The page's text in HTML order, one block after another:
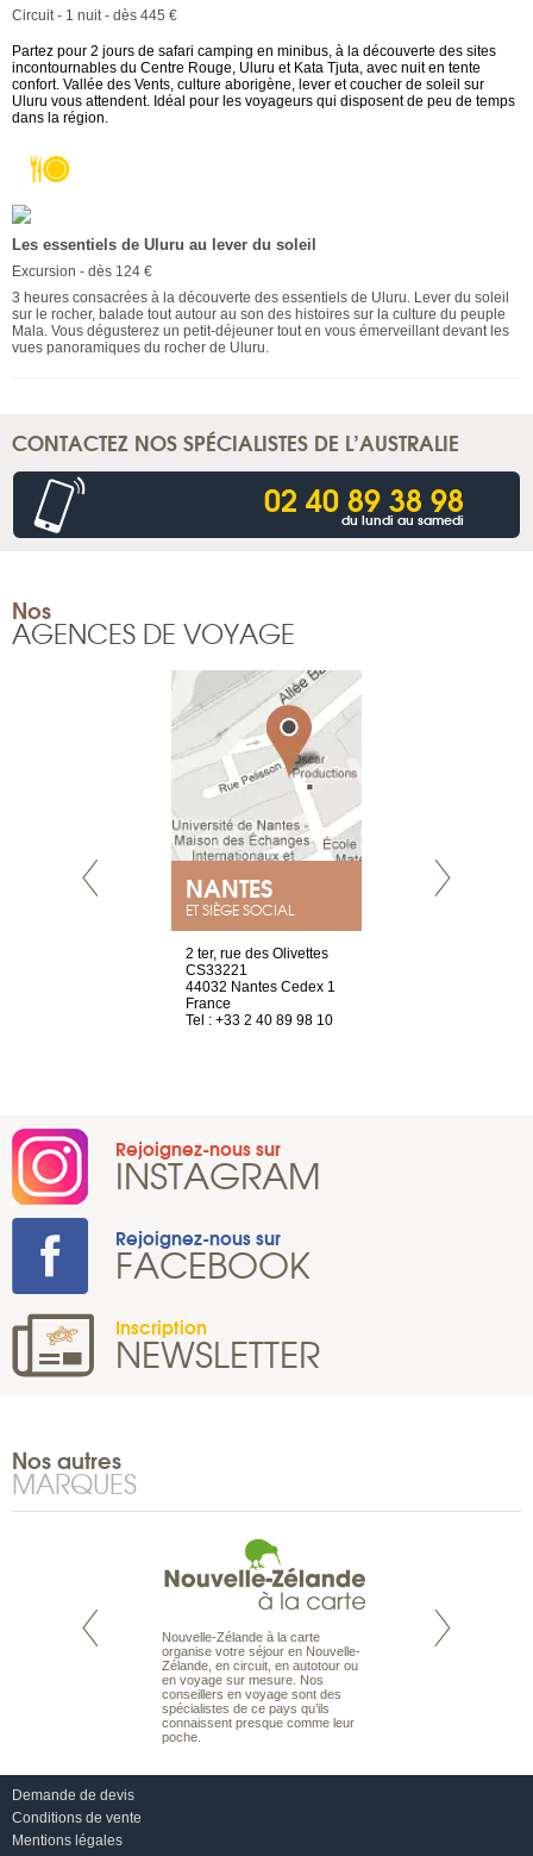
Circuit - 1 nuit - dès 445 €
Partez pour 2 jours de safari camping en minibus, à la découverte des sites
incontournables du Centre Rouge, Uluru et Kata Tjuta, avec nuit en tente
confort. Vallée des Vents, culture aborigène, lever et coucher de soleil sur
Uluru vous attendent. Idéal pour les voyageurs qui disposent de peu de temps
dans la région.
Les essentiels de Uluru au lever du soleil
Excursion - dès 124 €
3 heures consacrées à la découverte des essentiels de Uluru. Lever du soleil
sur le rocher, balade tout autour au son des histoires sur la culture du peuple
Mala. Vous dégusterez un petit-déjeuner tout en vous émerveillant devant les
vues panoramiques du rocher de Uluru.
CONTACTEZ NOS SPÉCIALISTES DE L’AUSTRALIE
02 40 89 38 98
du lundi au samedi
Nos
AGENCES DE VOYAGE
NANTES
ET SIÈGE SOCIAL
2 ter, rue des Olivettes
CS33221
44032 Nantes Cedex 1
France
Tel : +33 2 40 89 98 10
Rejoignez-nous sur
INSTAGRAM
Rejoignez-nous sur
FACEBOOK
Inscription
NEWSLETTER
Nos autres
MARQUES
est le spécialiste
Nouvelle-Zélande à la carte
organise votre séjour en Nouvelle-
Zélande, en circuit, en autotour ou
en voyage sur mesure. Nos
conseillers en voyage sont des
spécialistes de ce pays qu’ils
connaissent presque comme leur
poche.
Notre site
Demande de devis
Conditions de vente
Mentions légales